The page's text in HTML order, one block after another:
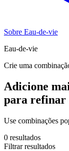
Sobre Eau-de-vie
Eau-de-vie
Crie uma
Adicione
para refinar
Use combinações
0 resultados
Filtrar resultados